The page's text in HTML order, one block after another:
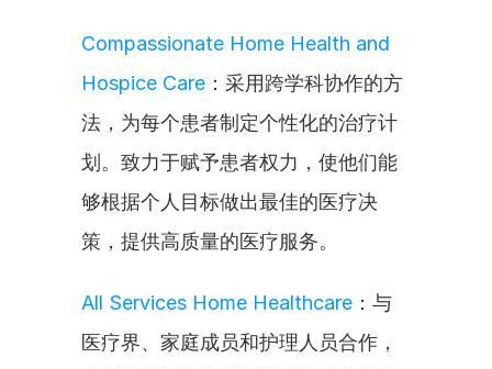
Compassionate Home Health and
Hospice Care ：采用跨学科协作的方
法，为每个患者制定个性化的治疗计
划。致力于赋予患者权力，使他们能
够根据个人目标做出最佳的医疗决
策，提供高质量的医疗服务。
All Services Home Healthcare ：与
医疗界、家庭成员和护理人员合作，